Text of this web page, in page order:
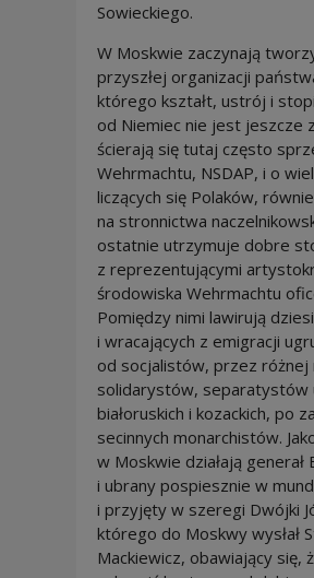
Sowieckiego.
W Moskwie zaczynają
przyszłej organizacji
którego kształt, ustrój i
od Niemiec nie jest jeszcze
ścierają się tutaj często
Wehrmachtu, NSDAP, i o
liczących się Polaków,
na stronnictwa
ostatnie utrzymuje dobre
z reprezentującymi
środowiska Wehrmachtu
Pomiędzy nimi lawirują
i wracających z emigracji
od socjalistów, przez różnej
solidarystów, separatystów
białoruskich i kozackich, po
secinnych monarchistów.
w Moskwie działają generał
i ubrany pospiesznie w
i przyjęty w szeregi Dwójki
którego do Moskwy wysłał
Mackiewicz, obawiający się,